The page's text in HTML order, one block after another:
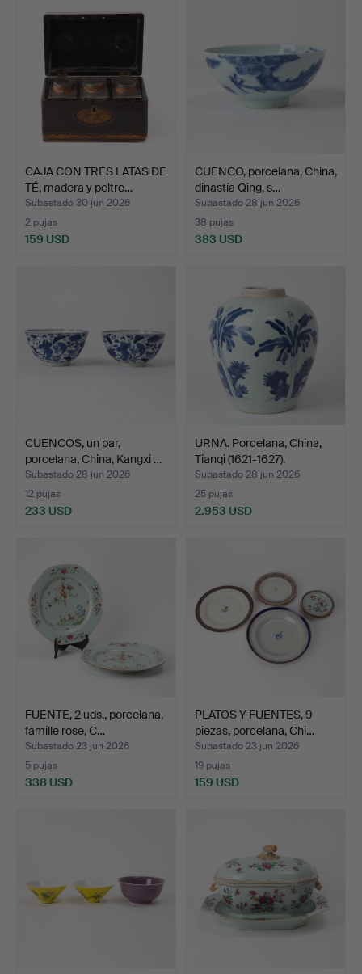
CAJA CON TRES LATAS DE
TÉ, madera y peltre…
Subastado 30 jun 2026
2 pujas
159 USD
CUENCO, porcelana, China,
dinastía Qing, s…
Subastado 28 jun 2026
38 pujas
383 USD
CUENCOS, un par,
porcelana, China, Kangxi …
Subastado 28 jun 2026
12 pujas
233 USD
URNA. Porcelana, China,
Tianqi (1621-1627).
Subastado 28 jun 2026
25 pujas
2.953 USD
FUENTE, 2 uds., porcelana,
famille rose, C…
Subastado 23 jun 2026
5 pujas
338 USD
PLATOS Y FUENTES, 9
piezas, porcelana, Chi…
Subastado 23 jun 2026
19 pujas
159 USD